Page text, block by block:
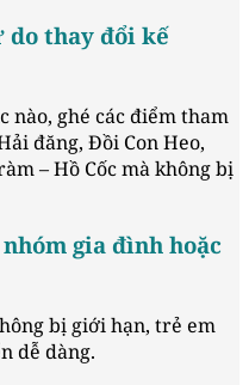
do thay đổi kế
nào, ghé các điểm tham
đăng, Đồi Con Heo,
– Hồ Cốc mà không bị
gia đình hoặc
bị giới hạn, trẻ em
dễ dàng.